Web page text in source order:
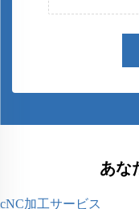
あな
cNC加工サービス